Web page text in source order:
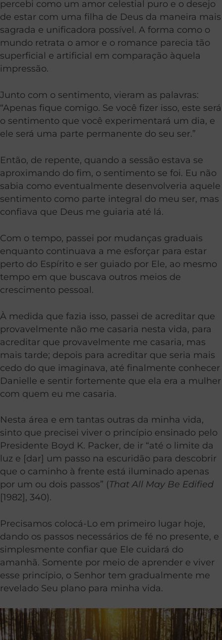
percebi como um amor celestial puro e o desejo
de estar com uma filha de Deus da maneira mais
sagrada e unificadora possível. A forma como o
mundo retrata o amor e o romance parecia tão
superficial e artificial em comparação àquela
impressão.
Junto com o sentimento, vieram as palavras:
“Apenas fique comigo. Se você fizer isso, este será
o sentimento que você experimentará um dia, e
ele será uma parte permanente do seu ser.”
Então, de repente, quando a sessão estava se
aproximando do fim, o sentimento se foi. Eu não
sabia como eventualmente desenvolveria aquele
sentimento como parte integral do meu ser, mas
confiava que Deus me guiaria até lá.
Com o tempo, passei por mudanças graduais
enquanto continuava a me esforçar para estar
perto do Espírito e ser guiado por Ele, ao mesmo
tempo em que buscava outros meios de
crescimento pessoal.
À medida que fazia isso, passei de acreditar que
provavelmente não me casaria nesta vida, para
acreditar que provavelmente me casaria, mas
mais tarde; depois para acreditar que seria mais
cedo do que imaginava, até finalmente conhecer
Danielle e sentir fortemente que ela era a mulher
com quem eu me casaria.
Nesta área e em tantas outras da minha vida,
sinto que precisei viver o princípio ensinado pelo
Presidente Boyd K. Packer, de ir “até o limite da
luz e [dar] um passo na escuridão para descobrir
que o caminho à frente está iluminado apenas
por um ou dois passos” (That All May Be Edified
[1982], 340).
Precisamos colocá-Lo em primeiro lugar hoje,
dando os passos necessários de fé no presente, e
simplesmente confiar que Ele cuidará do
amanhã. Somente por meio de aprender e viver
esse princípio, o Senhor tem gradualmente me
revelado Seu plano para minha vida.